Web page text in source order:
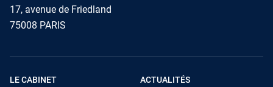
17, avenue de Friedland
75008 PARIS
LE CABINET ACTUALITÉS